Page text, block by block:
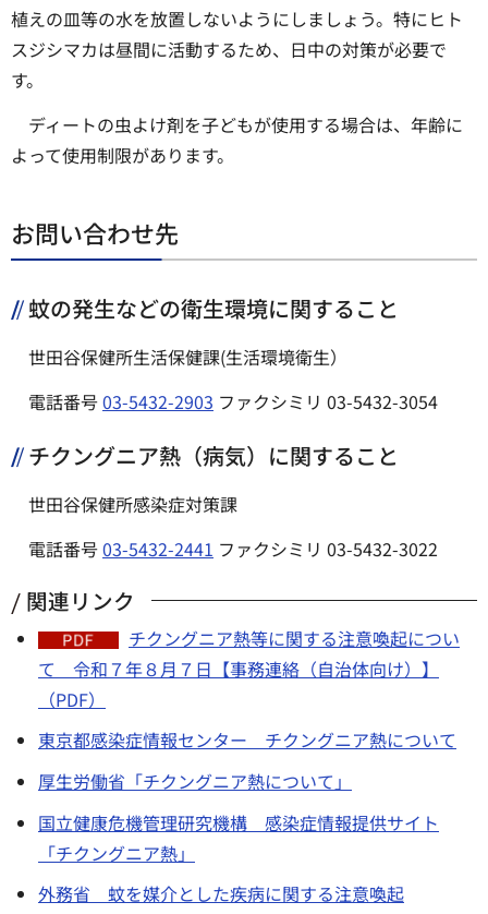
植えの皿等の水を放置しないようにしましょう。特にヒト
スジシマカは昼間に活動するため、日中の対策が必要で
す。
ディートの虫よけ剤を子どもが使用する場合は、年齢に
よって使用制限があります。
お問い合わせ先
蚊の発生などの衛生環境に関すること
世田谷保健所生活保健課(生活環境衛生）
電話番号03-5432-2903 ファクシミリ 03-5432-3054
チクングニア熱（病気）に関すること
世田谷保健所感染症対策課
電話番号03-5432-2441 ファクシミリ 03-5432-3022
関連リンク
チクングニア熱等に関する注意喚起につい
て 令和７年８月７日【事務連絡（自治体向け）】
（PDF）
東京都感染症情報センター チクングニア熱について
厚生労働省「チクングニア熱について」
国立健康危機管理研究機構 感染症情報提供サイト
「チクングニア熱」
外務省 蚊を媒介とした疾病に関する注意喚起